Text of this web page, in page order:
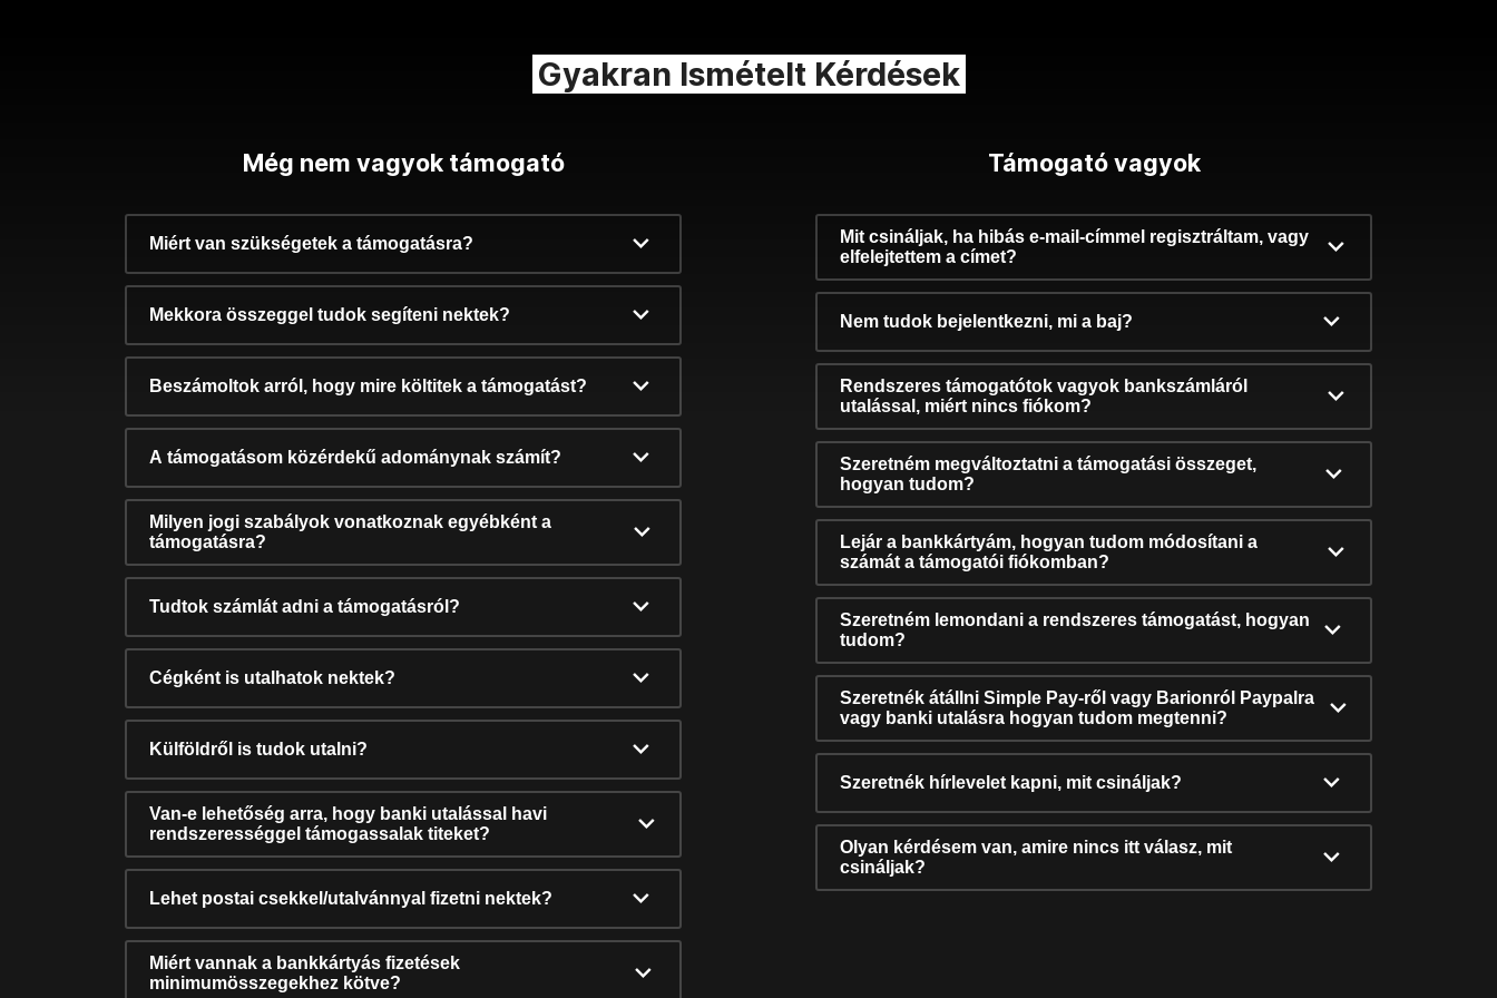
Gyakran Ismételt Kérdések
Még nem vagyok támogató
Miért van szükségetek a támogatásra?
Mekkora összeggel tudok segíteni nektek?
Beszámoltok arról, hogy mire költitek a támogatást?
A támogatásom közérdekű adománynak számít?
Milyen jogi szabályok vonatkoznak egyébként a
támogatásra?
Tudtok számlát adni a támogatásról?
Cégként is utalhatok nektek?
Külföldről is tudok utalni?
Van-e lehetőség arra, hogy banki utalással havi
rendszerességgel támogassalak titeket?
Lehet postai csekkel/utalvánnyal fizetni nektek?
Miért vannak a bankkártyás fizetések
minimumösszegekhez kötve?
Támogató vagyok
Mit csináljak, ha hibás e-mail-címmel regisztráltam, vagy
elfelejtettem a címet?
Nem tudok bejelentkezni, mi a baj?
Rendszeres támogatótok vagyok bankszámláról
utalással, miért nincs fiókom?
Szeretném megváltoztatni a támogatási összeget,
hogyan tudom?
Lejár a bankkártyám, hogyan tudom módosítani a
számát a támogatói fiókomban?
Szeretném lemondani a rendszeres támogatást, hogyan
tudom?
Szeretnék átállni Simple Pay-ről vagy Barionról Paypalra
vagy banki utalásra hogyan tudom megtenni?
Szeretnék hírlevelet kapni, mit csináljak?
Olyan kérdésem van, amire nincs itt válasz, mit
csináljak?